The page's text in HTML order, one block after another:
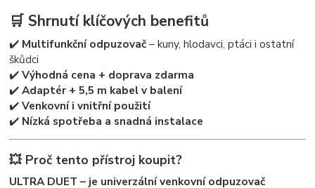
🛒 Shrnutí klíčových benefitů
✔️ Multifunkční odpuzovač– kuny, hlodavci, ptáci i ostatní
škůdci
✔️Výhodná cena + doprava zdarma
✔️Adaptér + 5,5 m kabel v balení
✔️Venkovní i vnitřní použití
✔️ Nízká spotřeba a snadná instalace
💥 Proč tento přístroj koupit?
ULTRA DUET – je univerzální venkovní odpuzovač